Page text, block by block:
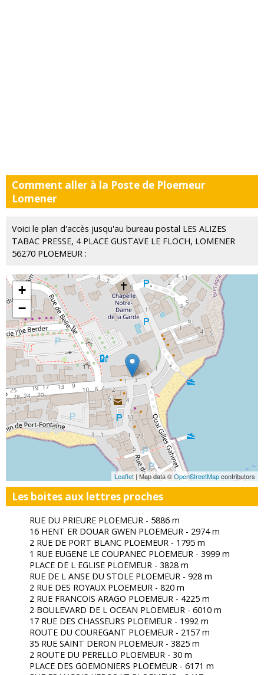
Comment aller à la Poste de Ploemeur
Lomener
Voici le plan d'accès jusqu'au bureau postal LES ALIZES
TABAC PRESSE, 4 PLACE GUSTAVE LE FLOCH, LOMENER
56270 PLOEMEUR :
+
−
Leaflet | Map data ©OpenStreetMapcontributors
Les boites aux lettres proches
RUE DU PRIEURE PLOEMEUR - 5886 m
16 HENT ER DOUAR GWEN PLOEMEUR - 2974 m
2 RUE DE PORT BLANC PLOEMEUR - 1795 m
1 RUE EUGENE LE COUPANEC PLOEMEUR - 3999 m
PLACE DE L EGLISE PLOEMEUR - 3828 m
RUE DE L ANSE DU STOLE PLOEMEUR - 928 m
2 RUE DES ROYAUX PLOEMEUR - 820 m
2 RUE FRANCOIS ARAGO PLOEMEUR - 4225 m
2 BOULEVARD DE L OCEAN PLOEMEUR - 6010 m
17 RUE DES CHASSEURS PLOEMEUR - 1992 m
ROUTE DU COUREGANT PLOEMEUR - 2157 m
35 RUE SAINT DERON PLOEMEUR - 3825 m
2 ROUTE DU PERELLO PLOEMEUR - 30 m
PLACE DES GOEMONIERS PLOEMEUR - 6171 m